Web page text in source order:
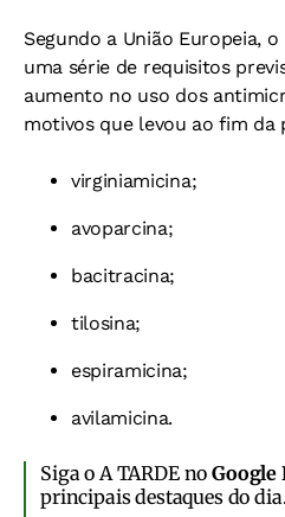
Segundo a União Europeia,
uma série de requisitos
aumento no uso dos
motivos que levou ao fim da
virginiamicina;
avoparcina;
bacitracina;
tilosina;
espiramicina;
avilamicina.
Siga o A TARDE noGoogle
principais destaques do dia.